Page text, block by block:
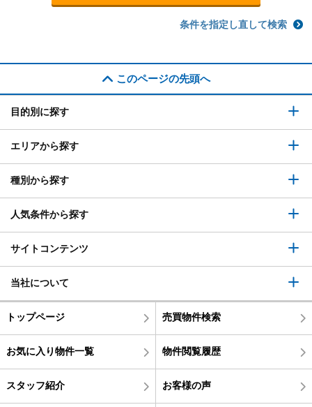
条件を指定し直して検索
このページの先頭へ
目的別に探す
エリアから探す
種別から探す
人気条件から探す
サイトコンテンツ
当社について
トップページ 売買物件検索
お気に入り物件一覧 物件閲覧履歴
スタッフ紹介 お客様の声